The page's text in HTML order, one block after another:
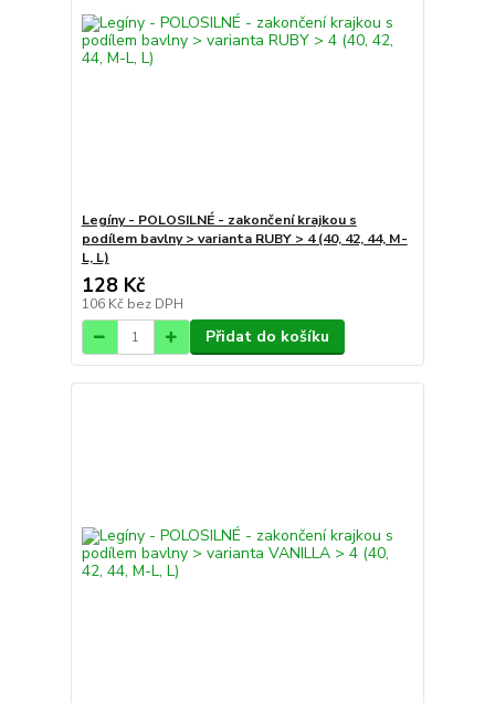
Legíny - POLOSILNÉ - zakončení krajkou s
podílem bavlny > varianta RUBY > 4 (40, 42, 44, M-
L, L)
128 Kč
106 Kč bez DPH
Přidat do košíku